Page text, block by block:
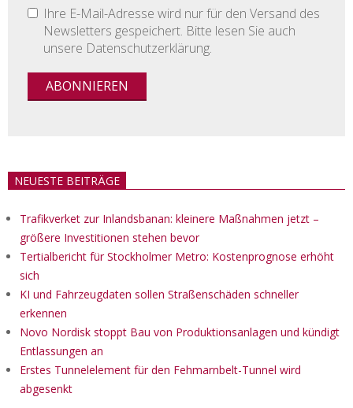
Ihre E-Mail-Adresse wird nur für den Versand des
Newsletters gespeichert. Bitte lesen Sie auch
unsere Datenschutzerklärung.
NEUESTE BEITRÄGE
Trafikverket zur Inlandsbanan: kleinere Maßnahmen jetzt –
größere Investitionen stehen bevor
Tertialbericht für Stockholmer Metro: Kostenprognose erhöht
sich
KI und Fahrzeugdaten sollen Straßenschäden schneller
erkennen
Novo Nordisk stoppt Bau von Produktionsanlagen und kündigt
Entlassungen an
Erstes Tunnelelement für den Fehmarnbelt-Tunnel wird
abgesenkt